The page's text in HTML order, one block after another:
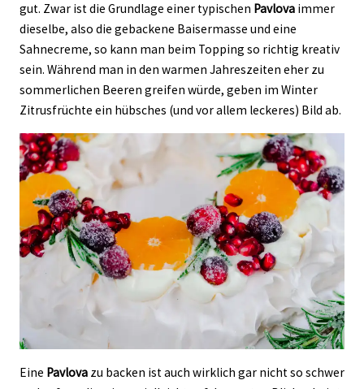
gut. Zwar ist die Grundlage einer typischen Pavlovaimmer
dieselbe, also die gebackene Baisermasse und eine
Sahnecreme, so kann man beim Topping so richtig kreativ
sein. Während man in den warmen Jahreszeiten eher zu
sommerlichen Beeren greifen würde, geben im Winter
Zitrusfrüchte ein hübsches (und vor allem leckeres) Bild ab.
Eine Pavlovazu backen ist auch wirklich gar nicht so schwer